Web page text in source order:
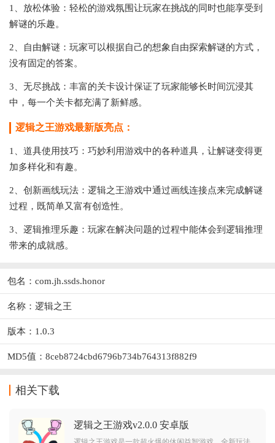
1、放松体验：轻松的游戏氛围让玩家在挑战的同时也能享受到
解谜的乐趣。
2、自由解谜：玩家可以根据自己的想象自由探索解谜的方式，
没有固定的答案。
3、无尽挑战：丰富的关卡设计保证了玩家能够长时间沉浸其
中，每一个关卡都充满了新鲜感。
逻辑之王游戏最新版亮点：
1、道具使用技巧：巧妙利用游戏中的各种道具，让解谜变得更
加多样化和有趣。
2、创新画线玩法：逻辑之王游戏中通过画线连接点来完成解谜
过程，既简单又富有创造性。
3、逻辑推理乐趣：玩家在解决问题的过程中能体会到逻辑推理
带来的成就感。
包名：com.jh.ssds.honor
名称：逻辑之王
版本：1.0.3
MD5值：8ceb8724cbd6796b734b764313f882f9
相关下载
逻辑之王游戏v2.0.0 安卓版